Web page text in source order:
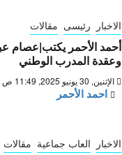
الاخبار رئيسى مقالات
أحمد الأحمر يكتب|عصام
وعقدة المدرب الوطني
الإثنين, 30 يونيو 2025, 11:49 ص
احمد الأحمر
الاخبار العاب جماعية مقالات